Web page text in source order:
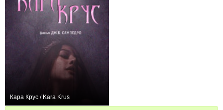
Кара Крус / Kara Krus